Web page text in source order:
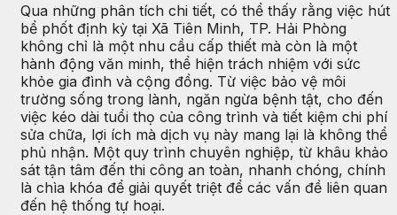
Qua những phân tích chi tiết, có thể thấy rằng việc hút
bể phốt định kỳ tại Xã Tiên Minh, TP. Hải Phòng
không chỉ là một nhu cầu cấp thiết mà còn là một
hành động văn minh, thể hiện trách nhiệm với sức
khỏe gia đình và cộng đồng. Từ việc bảo vệ môi
trường sống trong lành, ngăn ngừa bệnh tật, cho đến
việc kéo dài tuổi thọ của công trình và tiết kiệm chi phí
sửa chữa, lợi ích mà dịch vụ này mang lại là không thể
phủ nhận. Một quy trình chuyên nghiệp, từ khâu khảo
sát tận tâm đến thi công an toàn, nhanh chóng, chính
là chìa khóa để giải quyết triệt để các vấn đề liên quan
đến hệ thống tự hoại.